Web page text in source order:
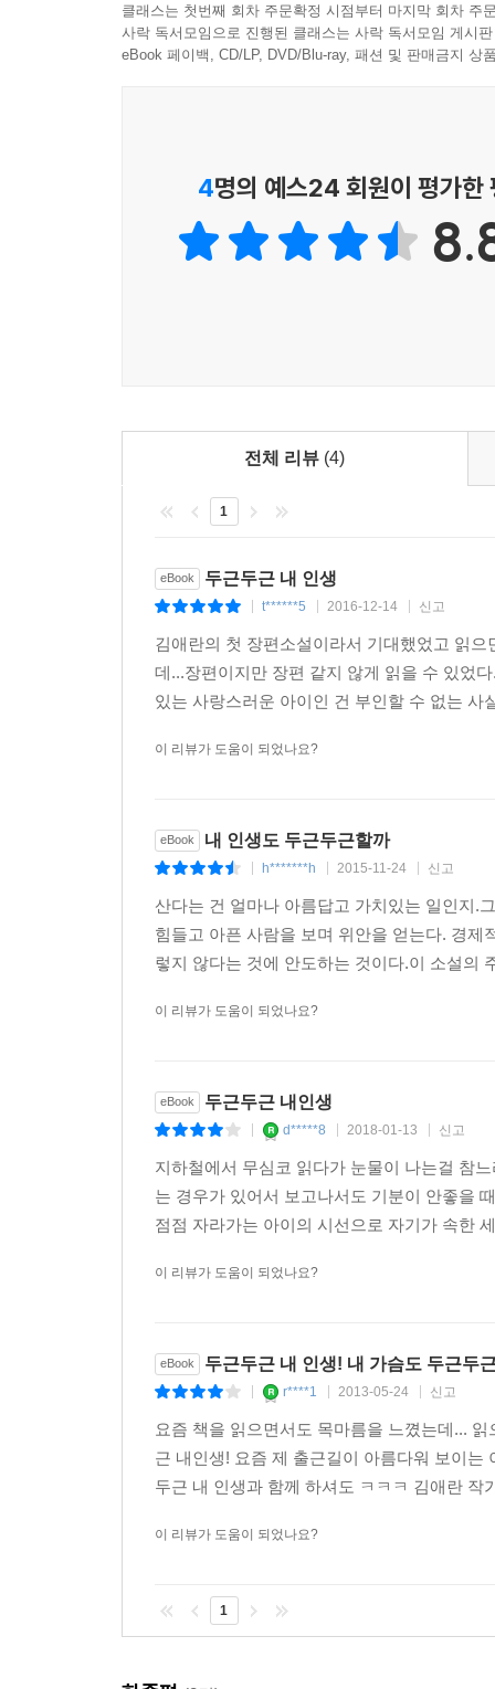
바랐고, 그러면서도 그게 정말 끝날까봐 조바심
것보다 말하기를 좋아한다던데, 이렇듯 부모님을
받을 수 있게 된 아름은 텔레비전 출연을 계기로
맞이한다. 늘 삶을 관조하는 가운데 부모님의
서하와의 편지를 통해 다시 찾은 생기와 의욕으
누구도 예상하지 못한 가혹한 일들을 마련해
아름다운 한 시절을 영원히 남기고자 한다.
“누군가가 다른 사람을 사랑할 때, 그 사랑을 알아
어머니의 두 눈은 퉁퉁 부어 있었다.
“그건 그 사람이 도망치려 한다는 거예요.”
“………”
“엄마, 나는…… 엄마가 나한테서 도망치려 했다는
사랑스러운 인물들이 벌이는 유쾌한 감동의 드라마
견주어봐도 좋을 정도로 사랑스럽고 인상적인
미소를, 때로는 가슴을 저미게 하는 슬픔을 가져다
“그래서 뭐가 되고 싶어요, 아름인?”
“저는……”
“세상에서 제일 웃기는 자식이 되고 싶어요.”
“응, 그렇지.”
“건강한 것. 형제간에 의좋은 것. 공부를 잘하는
낳는 것. 부모보다 오래 사는 것…… 많잖아요? 그
“………”
“그래서 한참을 고민하다 생각해냈어요. 그럼 나
“이것은 가장 어린 부모와 가장 늙은 자식의 이
당연하지만 잊기 쉬운 사실을 새삼 돌아보게
풍성하게 하는 요소이다.
바로 얼마 전까지만 해도 두 사람을 찌푸린 눈으
환한 ‘생명’ 가까이 있고 싶어 안달난 이들처럼
그리고 우리 모두의 청춘의 날들, 막막하기도
클래스는 첫번째 회차 주문확정 시점부터 마지막 회차 주
사락 독서모임으로 진행된 클래스는 사락 독서모임 게시
eBook 페이백, CD/LP, DVD/Blu-ray, 패션 및 판매금지 상
4명의 예스24 회원이 평가한
전체 리뷰 (4)
1
eBook 두근두근 내 인생
t******5 2016-12-14 신고
김애란의 첫 장편소설이라서 기대했었고 읽
데...장편이지만 장편 같지 않게 읽을 수 있었
있는 사랑스러운 아이인 건 부인할 수 없는
이 리뷰가 도움이 되었나요?
eBook 내 인생도 두근두근할까
h*******h 2015-11-24 신고
산다는 건 얼마나 아름답고 가치있는 일인지.
힘들고 아픈 사람을 보며 위안을 얻는다. 경
렇지 않다는 것에 안도하는 것이다.이 소설의
이 리뷰가 도움이 되었나요?
eBook 두근두근 내인생
d*****8 2018-01-13 신고
지하철에서 무심코 읽다가 눈물이 나는걸 참
는 경우가 있어서 보고나서도 기분이 안좋을
점점 자라가는 아이의 시선으로 자기가 속한
이 리뷰가 도움이 되었나요?
eBook 두근두근 내 인생! 내 가슴도 두근두
r****1 2013-05-24 신고
요즘 책을 읽으면서도 목마름을 느꼈는데...
근 내인생! 요즘 제 출근길이 아름다워 보이
두근 내 인생과 함께 하셔도 ㅋㅋㅋ 김애란
이 리뷰가 도움이 되었나요?
1